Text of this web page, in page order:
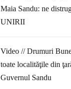
Maia Sandu: ne
UNIRII
Video // Drumuri
toate localităţile din
Guvernul Sandu